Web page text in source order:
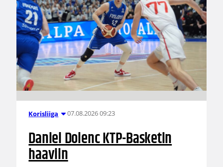
Korisliiga 07.08.2026 09:23
Daniel Dolenc KTP-Basketin
haaviin